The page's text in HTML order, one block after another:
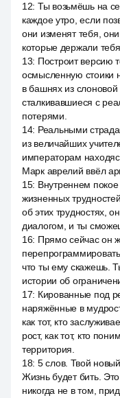
12: Ты возьмёшь на
каждое утро, если
они изменят тебя,
которые держали
13: Построит версию
осмысленную
в башнях из
сталкивавшиеся с
потерями.
14: Реальными
из величайших
императорам
Марк аврелий ввёл
15: Внутреннем
жизненных
об этих трудностях,
диалогом, и ты
16: Прямо сейчас он
что ты ему скажешь.
истории об
17: Кированные под
наряжённые в
как тот, кто
рост, как тот, кто
территория.
18: 5 слов. Твой
Жизнь будет бить.
никогда не в том,